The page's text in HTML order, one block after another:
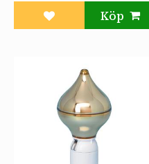
Lägg till i favoriter